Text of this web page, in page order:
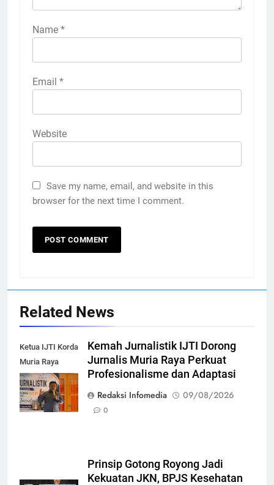
Name *
Email *
Website
Save my name, email, and website in this
browser for the next time I comment.
Related News
Ketua IJTI Korda
Muria Raya
Ihwan
Miftakhudin
Kemah Jurnalistik IJTI Dorong
Jurnalis Muria Raya Perkuat
Profesionalisme dan Adaptasi
Redaksi Infomedia
09/08/2026
0
Prinsip Gotong Royong Jadi
Kekuatan JKN, BPJS Kesehatan